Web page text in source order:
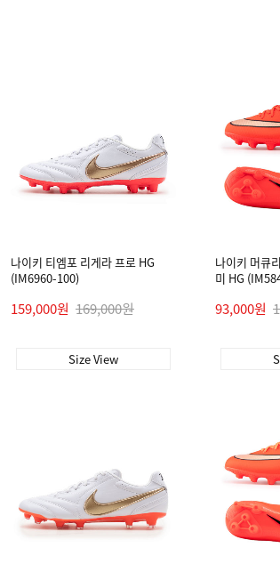
나이키 티엠포 리게라 프로 HG
(IM6960-100)
159,000원 169,000원
Size View
나이키 머큐
미 HG
93,000원